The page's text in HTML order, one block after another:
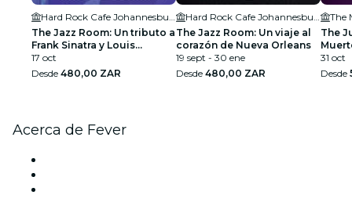
The Jazz Room: Un tributo a
Frank Sinatra y Louis
Armstrong
17 oct
Desde 480,00 ZAR
The Jazz Room: Un viaje al
corazón de Nueva Orleans
19 sept - 30 ene
Desde 480,00 ZAR
The
The
31 oct
Desde
Acerca de Fever